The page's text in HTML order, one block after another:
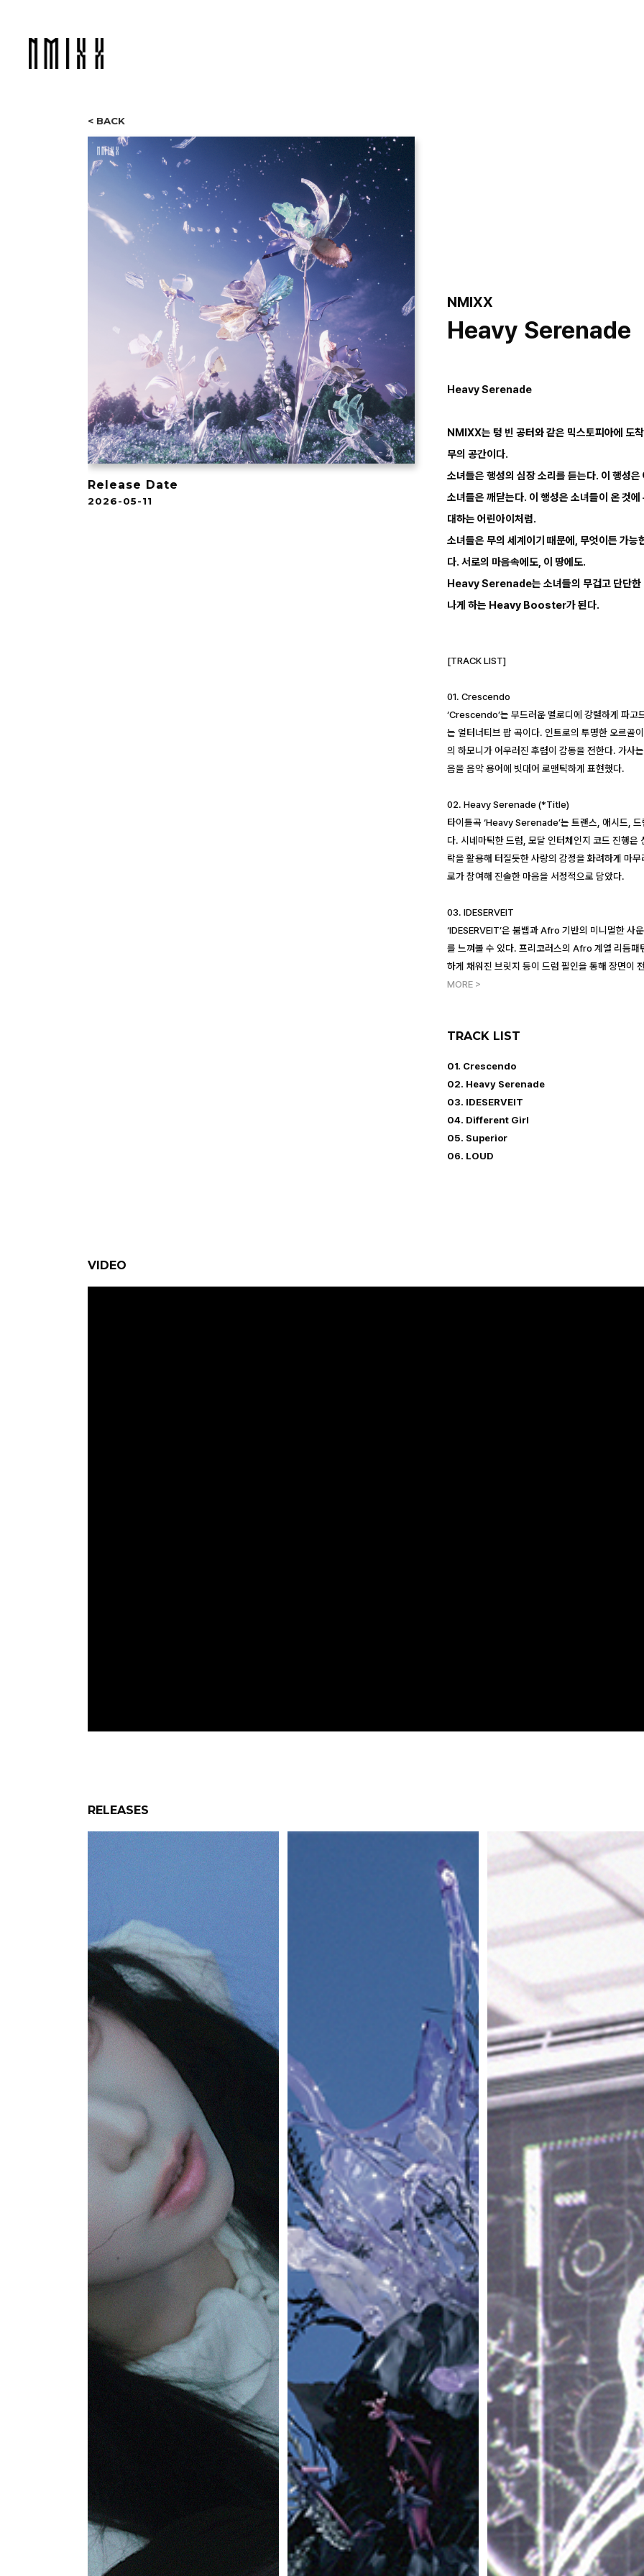
< BACK
Release Date
2026-05-11
NMIXX
Heavy Serenade
Heavy Serenade
NMIXX는 텅 빈 공터와 같은 믹스토피아에 도
무의 공간이다.
소녀들은 행성의 심장 소리를 듣는다. 이 행성
소녀들은 깨닫는다. 이 행성은 소녀들이 온 것
대하는 어린아이처럼.
소녀들은 무의 세계이기 때문에, 무엇이든 가
다. 서로의 마음속에도, 이 땅에도.
Heavy Serenade는 소녀들의 무겁고 단단한
나게 하는 Heavy Booster가 된다.
[TRACK LIST]
01. Crescendo
‘Crescendo’는 부드러운 멜로디에 강렬하게 파고
는 얼터너티브 팝 곡이다. 인트로의 투명한 오르골
의 하모니가 어우러진 후렴이 감동을 전한다. 가사
음을 음악 용어에 빗대어 로맨틱하게 표현했다.
02. Heavy Serenade (*Title)
타이틀곡 ‘Heavy Serenade’는 트랜스, 애시드,
다. 시네마틱한 드럼, 모달 인터체인지 코드 진행
락을 활용해 터질듯한 사랑의 감정을 화려하게 마
로가 참여해 진솔한 마음을 서정적으로 담았다.
03. IDESERVEIT
‘IDESERVEIT’은 붐뱁과 Afro 기반의 미니멀한 사
를 느껴볼 수 있다. 프리코러스의 Afro 계열 리듬패
하게 채워진 브릿지 등이 드럼 필인을 통해 장면이
MORE >
TRACK LIST
01. Crescendo
02. Heavy Serenade
03. IDESERVEIT
04. Different Girl
05. Superior
06. LOUD
VIDEO
RELEASES